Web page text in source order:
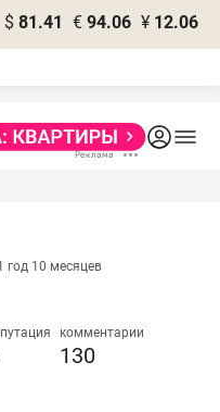
$ 81.41 € 94.06 ¥ 12.06
год 10 месяцев
комментарии
130